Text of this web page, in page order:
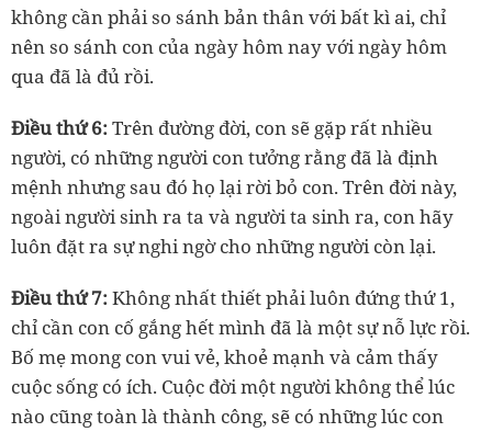
không cần phải so sánh bản thân với bất kì ai, chỉ
nên so sánh con của ngày hôm nay với ngày hôm
qua đã là đủ rồi.
Điều thứ 6:Trên đường đời, con sẽ gặp rất nhiều
người, có những người con tưởng rằng đã là định
mệnh nhưng sau đó họ lại rời bỏ con. Trên đời này,
ngoài người sinh ra ta và người ta sinh ra, con hãy
luôn đặt ra sự nghi ngờ cho những người còn lại.
Điều thứ 7:Không nhất thiết phải luôn đứng thứ 1,
chỉ cần con cố gắng hết mình đã là một sự nỗ lực rồi.
Bố mẹ mong con vui vẻ, khoẻ mạnh và cảm thấy
cuộc sống có ích. Cuộc đời một người không thể lúc
nào cũng toàn là thành công, sẽ có những lúc con